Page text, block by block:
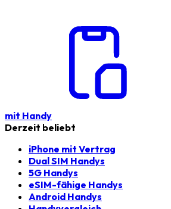
mit Handy
Derzeit beliebt
iPhone mit Vertrag
Dual SIM Handys
5G Handys
eSIM-fähige Handys
Android Handys